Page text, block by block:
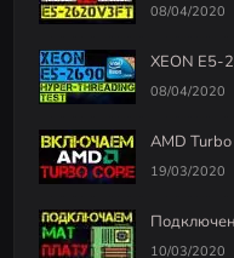
08/04/2020
XEON E5-
08/04/2020
AMD
19/03/2020
10/03/2020